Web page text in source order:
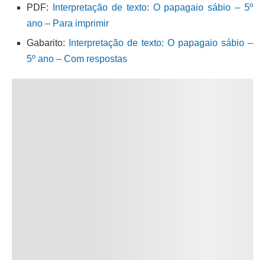
PDF:
Interpretação de texto: O papagaio sábio – 5º
ano – Para imprimir
Gabarito:
Interpretação de texto: O papagaio sábio –
5º ano – Com respostas